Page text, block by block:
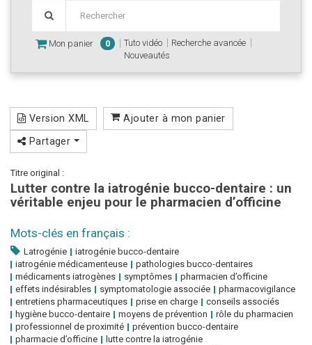
Mon panier 0 Tuto vidéo
Recherche avancée
Nouveautés
Version XML Ajouter à mon panier
Partager
Titre original :
Lutter contre la iatrogénie bucco-dentaire : un
véritable enjeu pour le pharmacien d’officine
Mots-clés en français :
Latrogénie
iatrogénie bucco-dentaire
iatrogénie médicamenteuse
pathologies bucco-dentaires
médicaments iatrogènes
symptômes
pharmacien d’officine
effets indésirables
symptomatologie associée
pharmacovigilance
entretiens pharmaceutiques
prise en charge
conseils associés
hygiène bucco-dentaire
moyens de prévention
rôle du pharmacien
professionnel de proximité
prévention bucco-dentaire
pharmacie d’officine
lutte contre la iatrogénie